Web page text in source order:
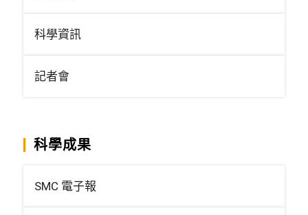
科學資訊
記者會
科學成果
SMC 電子報